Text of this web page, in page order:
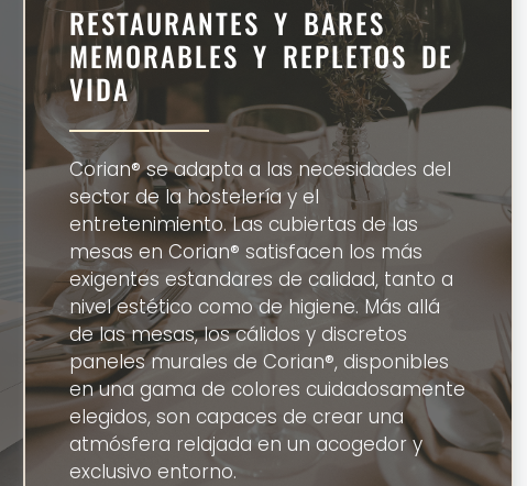
RESTAURANTES Y BARES
MEMORABLES Y REPLETOS DE
VIDA
Corian® se adapta a las necesidades del
sector de la hostelería y el
entretenimiento. Las cubiertas de las
mesas en Corian® satisfacen los más
exigentes estandares de calidad, tanto a
nivel estético como de higiene. Más allá
de las mesas, los cálidos y discretos
paneles murales de Corian®, disponibles
en una gama de colores cuidadosamente
elegidos, son capaces de crear una
atmósfera relajada en un acogedor y
exclusivo entorno.